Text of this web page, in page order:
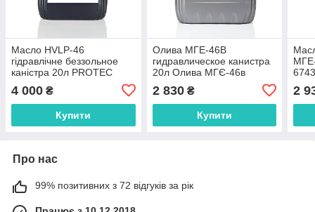
Масло HVLP-46
гідравлічне беззольное
каністра 20л PROTEC
HYDROIL HV46 (Zn-free)
Олива HVLP-46 каністра
20л
4 000 ₴
Купити
Олива МГЕ-46В
гидравлическое канистра
20л Олива МГЄ-46в
гідравлічна Олива мгє46
мге46 гидравлическое 46
2 830₴
Купити
2
Про нас
99% позитивних з 72 відгуків за рік